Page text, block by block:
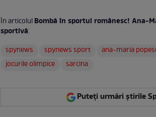
În articolulBombă în sportul românesc! Ana-
sportivă:
spynews
spynews sport ana-maria
jocurile olimpice
sarcina
Puteți urmări știrile